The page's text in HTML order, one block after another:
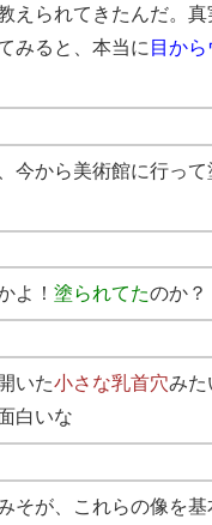
えられてきたんだ。真
みると、本当に 目から
今から美術館に行って
よ！ 塗られてたのか？
いた小さな乳首穴みた
白いな
そが、これらの像を基